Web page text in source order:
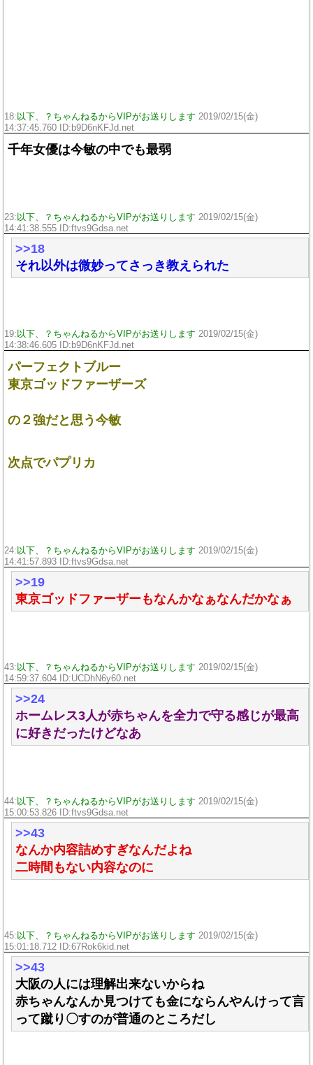
18: 以下、？ちゃんねるからVIPがお送りします 2019/02/15(金)
14:37:45.760 ID: b9D6nKFJd.net
千年女優は今敏の中でも最弱
23: 以下、？ちゃんねるからVIPがお送りします 2019/02/15(金)
14:41:38.555 ID:ftvs9Gdsa.net
>>18
それ以外は微妙ってさっき教えられた
19: 以下、？ちゃんねるからVIPがお送りします 2019/02/15(金)
14:38:46.605 ID: b9D6nKFJd.net
パーフェクトブルー
東京ゴッドファーザーズ
の２強だと思う今敏
次点でパプリカ
24: 以下、？ちゃんねるからVIPがお送りします 2019/02/15(金)
14:41:57.893 ID:ftvs9Gdsa.net
>>19
東京ゴッドファーザーもなんかなぁなんだかなぁ
43: 以下、？ちゃんねるからVIPがお送りします 2019/02/15(金)
14:59:37.604 ID:UCDhN6y60.net
>>24
ホームレス3人が赤ちゃんを全力で守る感じが最高
に好きだったけどなあ
44: 以下、？ちゃんねるからVIPがお送りします 2019/02/15(金)
15:00:53.826 ID:ftvs9Gdsa.net
>>43
なんか内容詰めすぎなんだよね
二時間もない内容なのに
45: 以下、？ちゃんねるからVIPがお送りします 2019/02/15(金)
15:01:18.712 ID:67Rok6kid.net
>>43
大阪の人には理解出来ないからね
赤ちゃんなんか見つけても金にならんやんけって言
って蹴り〇すのが普通のところだし